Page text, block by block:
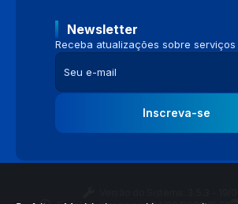
Newsletter
Receba atualizações sobre
Inscreva-se